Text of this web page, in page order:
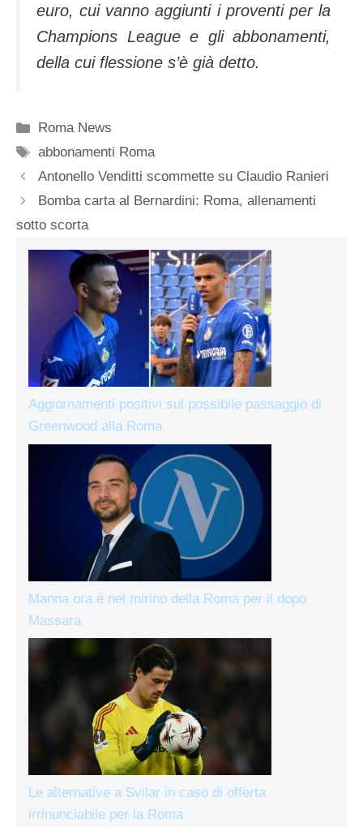
euro, cui vanno aggiunti i proventi per la
Champions League e gli abbonamenti,
della cui flessione s’è già detto.
Categorie
Roma News
Tag
abbonamenti Roma
Antonello Venditti scommette su Claudio Ranieri
Bomba carta al Bernardini: Roma, allenamenti
sotto scorta
Aggiornamenti positivi sul possibile passaggio di
Greenwood alla Roma
Manna ora è nel mirino della Roma per il dopo
Massara
Le alternative a Svilar in caso di offerta
irrinunciabile per la Roma